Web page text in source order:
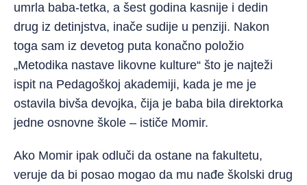
umrla baba-tetka, a šest godina kasnije i dedin
drug iz detinjstva, inače sudije u penziji. Nakon
toga sam iz devetog puta konačno položio
„Metodika nastave likovne kulture“ što je najteži
ispit na Pedagoškoj akademiji, kada je me je
ostavila bivša devojka, čija je baba bila direktorka
jedne osnovne škole – ističe Momir.
Ako Momir ipak odluči da ostane na fakultetu,
veruje da bi posao mogao da mu nađe školski drug